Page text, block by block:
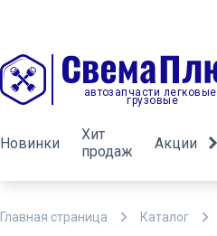
автозапчасти
грузовые
Новинки
Хит
продаж
Акции
Главная страница Каталог